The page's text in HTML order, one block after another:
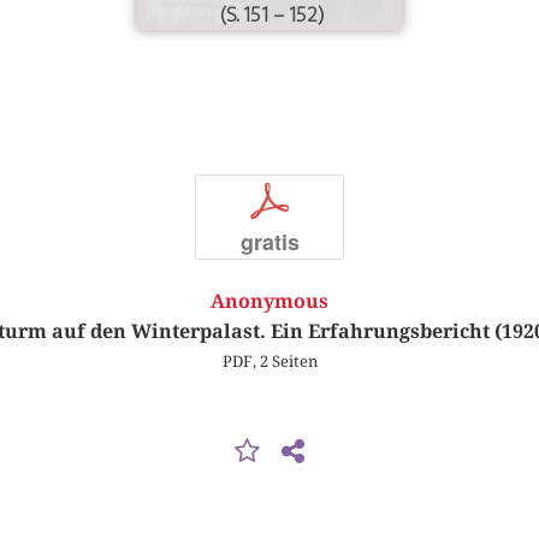
(S. 151 – 152)
p
gratis
Anonymous
auf den Winterpalast. Ein Erfahrungsbericht
PDF, 2 Seiten